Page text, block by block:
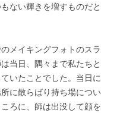
ない輝きを増すものだと
メイキングフォトのスラ
当日、隅々まで私たちと
いたことでした。当日に
に散らばり持ち場につい
ろに、師は出没して顔を